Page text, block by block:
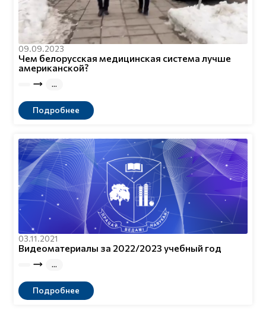
09.09.2023
Чем белорусская медицинская система лучше
американской?
Подробнее
03.11.2021
Видеоматериалы за 2022/2023 учебный год
Подробнее